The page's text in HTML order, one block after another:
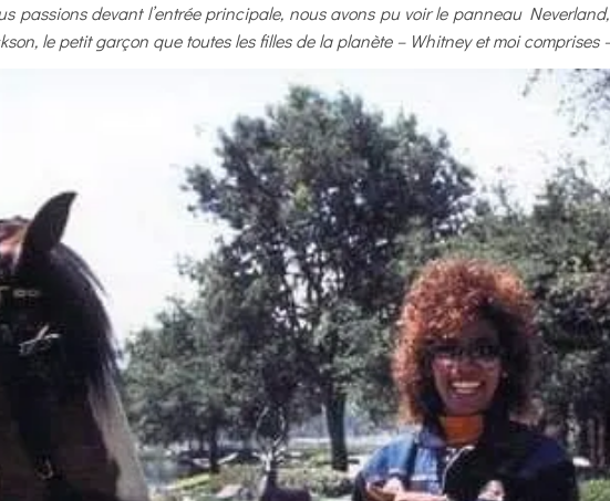
passions devant l’entrée principale, nous avons pu voir le panneau
le petit garçon que toutes les filles de la planète – Whitney et moi comprises